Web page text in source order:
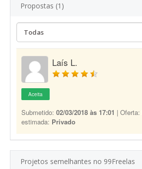
Propostas (1)
Laís L.
Aceita
Submetido: 02/03/2018 às 17:01 | Oferta:
estimada: Privado
Projetos semelhantes no 99Freelas